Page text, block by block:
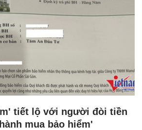
tiết lộ với người đòi tiền
mua bảo hiểm'